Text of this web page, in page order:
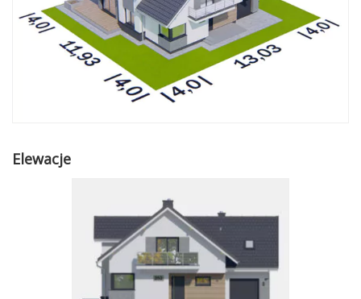
Elewacje